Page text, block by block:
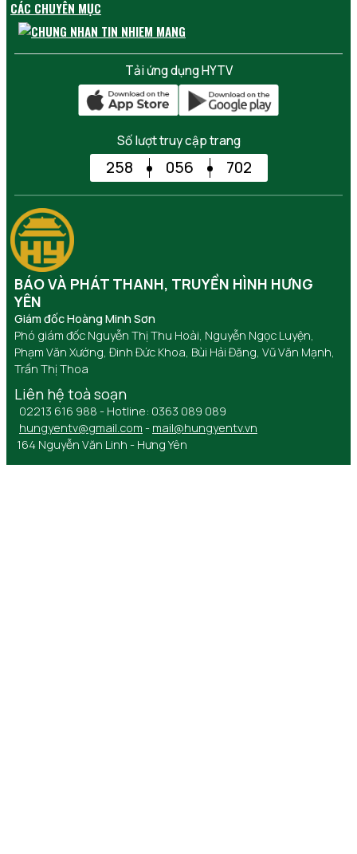
CÁC CHUYÊN MỤC
Tải ứng dụng HYTV
Số lượt truy cập trang
258 056 702
BÁO VÀ PHÁT THANH, TRUYỀN HÌNH HƯNG
YÊN
Giám đốc Hoàng Minh Sơn
Phó giám đốc Nguyễn Thị Thu Hoài, Nguyễn Ngọc Luyện,
Phạm Văn Xướng, Đinh Đức Khoa, Bùi Hải Đăng, Vũ Văn Mạnh,
Trần Thị Thoa
Liên hệ toà soạn
02213 616 988 - Hotline: 0363 089 089
hungyentv@gmail.com - mail@hungyentv.vn
164 Nguyễn Văn Linh - Hưng Yên